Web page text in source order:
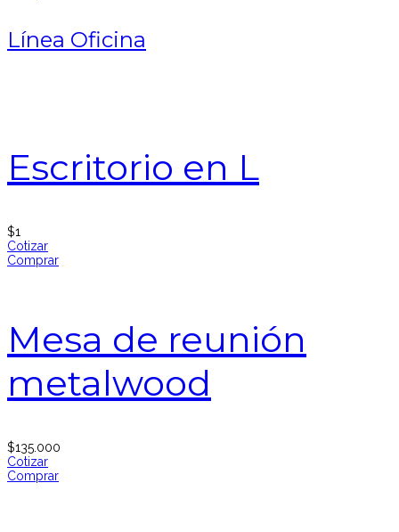
Línea Oficina
Escritorio en L
$1
Cotizar
Comprar
Mesa de reunión
metalwood
$135.000
Cotizar
Comprar